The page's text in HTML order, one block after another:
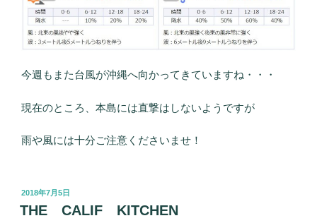
今週もまた台風が沖縄へ向かってきていますね・・・
現在のところ、本島には直撃はしないようですが
雨や風には十分ご注意くださいませ！
投
稿
日:
2018年7月5日
THE CALIF KITCHEN